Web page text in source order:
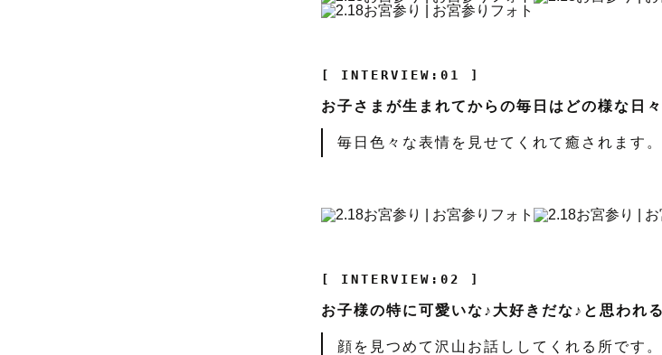
[ INTERVIEW:01 ]
お子さまが生まれてからの毎日はどの様な日
毎日色々な表情を見せてくれて癒されます。
[ INTERVIEW:02 ]
お子様の特に可愛いな♪大好きだな♪と思われ
顔を見つめて沢山お話ししてくれる所です